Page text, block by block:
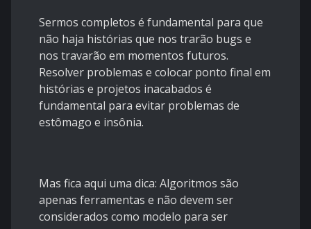
Sermos completos é fundamental para que
não haja histórias que nos trarão bugs e
nos travarão em momentos futuros.
Resolver problemas e colocar ponto final em
histórias e projetos inacabados é
fundamental para evitar problemas de
estômago e insônia.
Mas fica aqui uma dica: Algoritmos são
apenas ferramentas e não devem ser
considerados como modelo para ser